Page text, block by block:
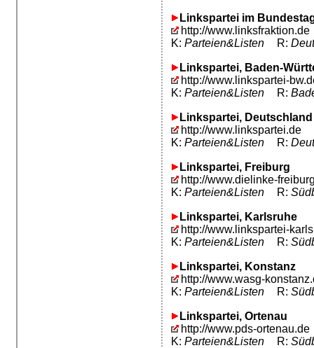
Linkspartei im
http://www.linksfraktion.de
K: Parteien&Listen R:
Linkspartei, Baden-
http://www.linkspartei-
K: Parteien&Listen R:
Linkspartei, Deutschland
http://www.linkspartei.de
K: Parteien&Listen R:
Linkspartei, Freiburg
http://www.dielinke-
K: Parteien&Listen R:
Linkspartei, Karlsruhe
http://www.linkspartei-
K: Parteien&Listen R:
Linkspartei, Konstanz
http://www.wasg-
K: Parteien&Listen R:
Linkspartei, Ortenau
http://www.pds-ortenau.de
K: Parteien&Listen R: